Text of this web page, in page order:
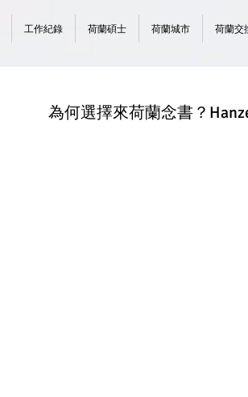
工作紀錄 荷蘭碩士 荷蘭城市 荷蘭交
為何選擇來荷蘭念書？